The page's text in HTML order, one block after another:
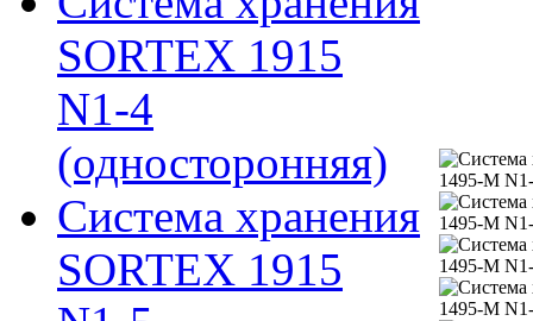
SORTEX 1915
N1-4
(односторонняя)
Система хранения
SORTEX 1915